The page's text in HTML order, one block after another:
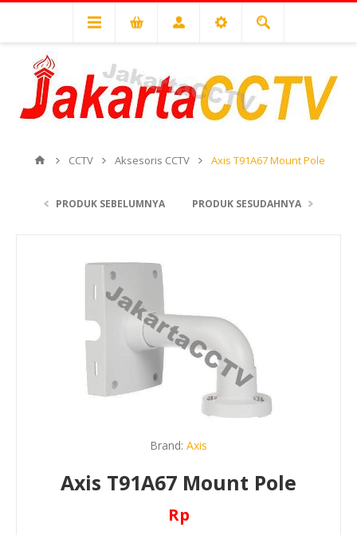
CCTV Aksesoris CCTV Axis T91A67 Mount Pole
PRODUK SEBELUMNYA PRODUK SESUDAHNYA
Brand: Axis
Axis T91A67 Mount Pole
Rp